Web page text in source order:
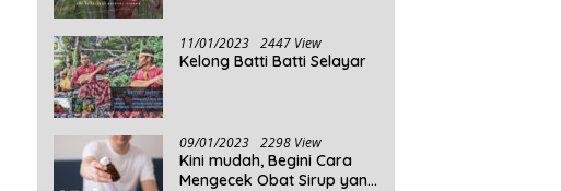
11/01/2023 2447 View
Kelong Batti Batti Selayar
09/01/2023 2298 View
Kini mudah, Begini Cara
Mengecek Obat Sirup yang